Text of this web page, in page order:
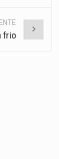
frio